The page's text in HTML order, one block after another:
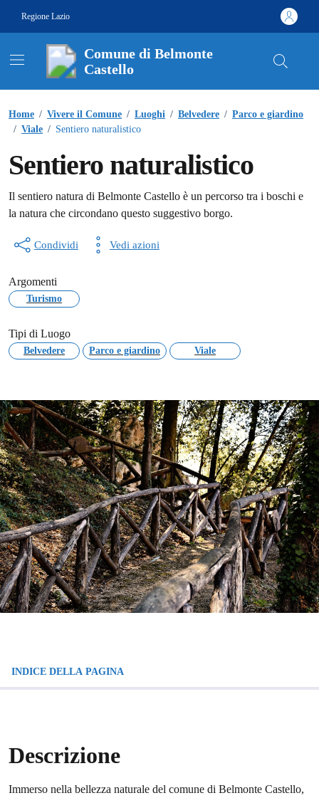
Regione Lazio
Comune di Belmonte
Castello
Home / Vivere il Comune / Luoghi / Belvedere / Parco e giardino
/ Viale / Sentiero naturalistico
Sentiero naturalistico
Il sentiero natura di Belmonte Castello è un percorso tra i boschi e
la natura che circondano questo suggestivo borgo.
Condividi Vedi azioni
Argomenti
Turismo
Tipi di Luogo
Belvedere Parco e giardino Viale
INDICE DELLA PAGINA
Descrizione
Immerso nella bellezza naturale del comune di Belmonte Castello,